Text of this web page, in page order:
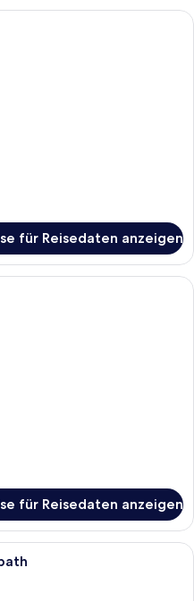
Ein modernes Schlafzimmer mit
für Reisedaten anzeigen
Ein geräumiges Wohnzimmer mit
für Reisedaten anzeigen
Ein Hotelzimmer mit einem großen